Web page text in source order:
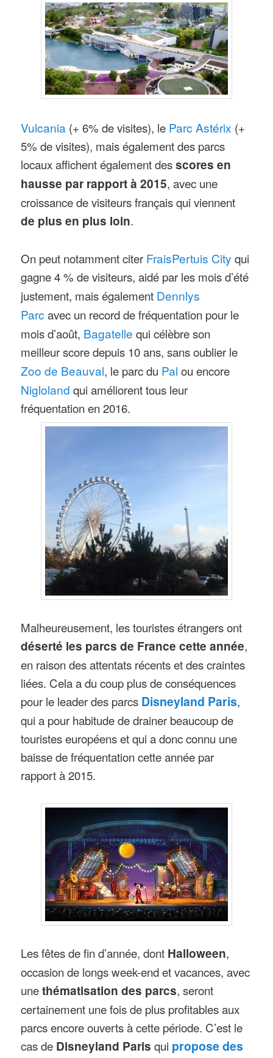
Vulcania (+ 6% de visites), le Parc Astérix (+
5% de visites), mais également des parcs
locaux affichent également desscores en
hausse par rapport à 2015, avec une
croissance de visiteurs français qui viennent
de plus en plus loin.
On peut notamment citer FraisPertuis City qui
gagne 4 % de visiteurs, aidé par les mois d’été
justement, mais également Dennlys
Parc avec un record de fréquentation pour le
mois d’août, Bagatelle qui célèbre son
meilleur score depuis 10 ans, sans oublier le
Zoo de Beauval, le parc du Pal ou encore
Nigloland qui améliorent tous leur
fréquentation en 2016.
Malheureusement, les touristes étrangers ont
déserté les parcs de France cette année,
en raison des attentats récents et des craintes
liées. Cela a du coup plus de conséquences
pour le leader des parcs Disneyland Paris,
qui a pour habitude de drainer beaucoup de
touristes européens et qui a donc connu une
baisse de fréquentation cette année par
rapport à 2015.
Les fêtes de fin d’année, dont Halloween,
occasion de longs week-end et vacances, avec
unethématisation des parcs, seront
certainement une fois de plus profitables aux
parcs encore ouverts à cette période. C’est le
cas de Disneyland Parisqui propose des